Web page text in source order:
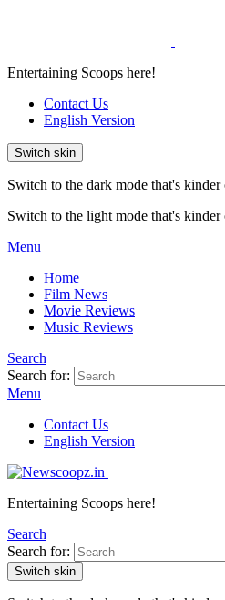
Entertaining Scoops here!
Contact Us
English Version
Switch skin
Switch to the dark mode that's
Switch to the light mode that's kinder
Menu
Home
Film News
Movie Reviews
Music Reviews
Search
Search for:
Menu
Contact Us
English Version
Entertaining Scoops here!
Search
Search for:
Switch skin